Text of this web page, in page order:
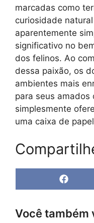
marcadas como
curiosidade
aparentemente
significativo no
dos felinos. Ao
dessa paixão, os
ambientes mais
para seus amados
simplesmente
uma caixa de
Share
on
F
a
e
b
Você também